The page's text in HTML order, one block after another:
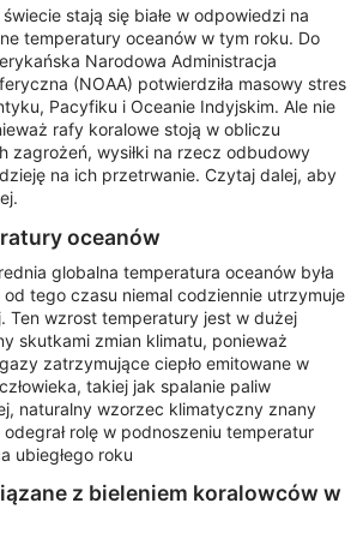
świecie stają się białe w odpowiedzi na
temperatury oceanów w tym roku. Do
Narodowa Administracja
(NOAA) potwierdziła masowy stres
Pacyfiku i Oceanie Indyjskim. Ale nie
rafy koralowe stoją w obliczu
zagrożeń, wysiłki na rzecz odbudowy
na ich przetrwanie. Czytaj dalej, aby
oceanów
globalna temperatura oceanów była
tego czasu niemal codziennie utrzymuje
Ten wzrost temperatury jest w dużej
skutkami zmian klimatu, ponieważ
zatrzymujące ciepło emitowane w
takiej jak spalanie paliw
naturalny wzorzec klimatyczny znany
rolę w podnoszeniu temperatur
ubiegłego roku
z bieleniem koralowców w